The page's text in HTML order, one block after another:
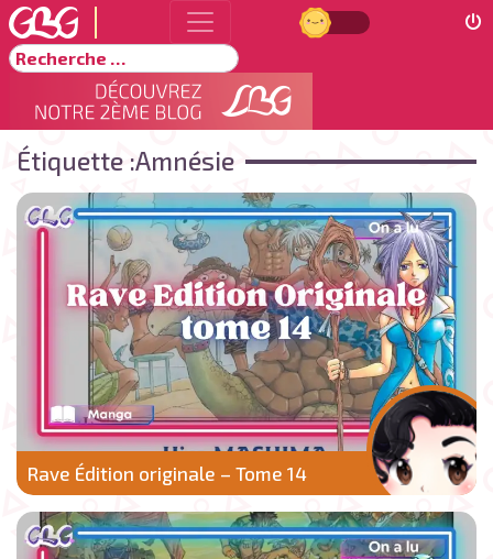
Jour
Rechercher
Étiquette :Amnésie
Rave Édition originale – Tome 14